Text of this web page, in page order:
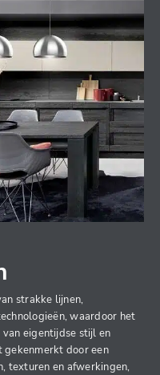
strakke lijnen,
waardoor het
eigentijdse stijl en
door een
texturen en afwerkingen,